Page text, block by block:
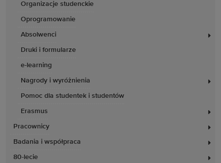
Organizacje studenckie
Oprogramowanie
Absolwenci
Druki i formularze
e-learning
Nagrody i wyróżnienia
Pomoc dla studentek i studentów
Erasmus
Pracownicy
Badania i współpraca
80-lecie